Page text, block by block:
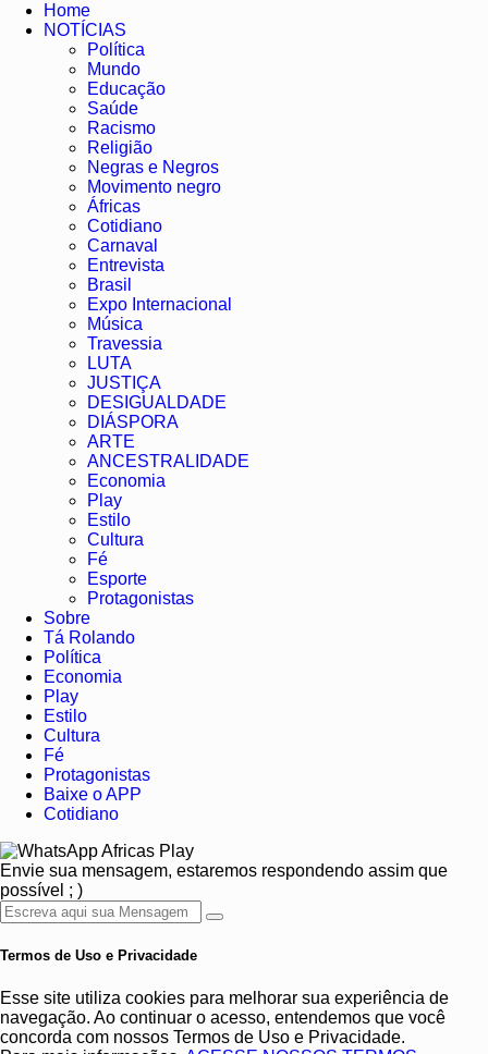
Home
NOTÍCIAS
Política
Mundo
Educação
Saúde
Racismo
Religião
Negras e Negros
Movimento negro
Áfricas
Cotidiano
Carnaval
Entrevista
Brasil
Expo Internacional
Música
Travessia
LUTA
JUSTIÇA
DESIGUALDADE
DIÁSPORA
ARTE
ANCESTRALIDADE
Economia
Play
Estilo
Cultura
Fé
Esporte
Protagonistas
Sobre
Tá Rolando
Política
Economia
Play
Estilo
Cultura
Fé
Protagonistas
Baixe o APP
Cotidiano
Africas Play
Envie sua mensagem, estaremos respondendo assim que
possível ; )
Termos de Uso e Privacidade
Esse site utiliza cookies para melhorar sua experiência de
navegação. Ao continuar o acesso, entendemos que você
concorda com nossos Termos de Uso e Privacidade.